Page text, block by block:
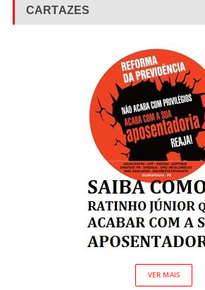
CARTAZES
VER MAIS